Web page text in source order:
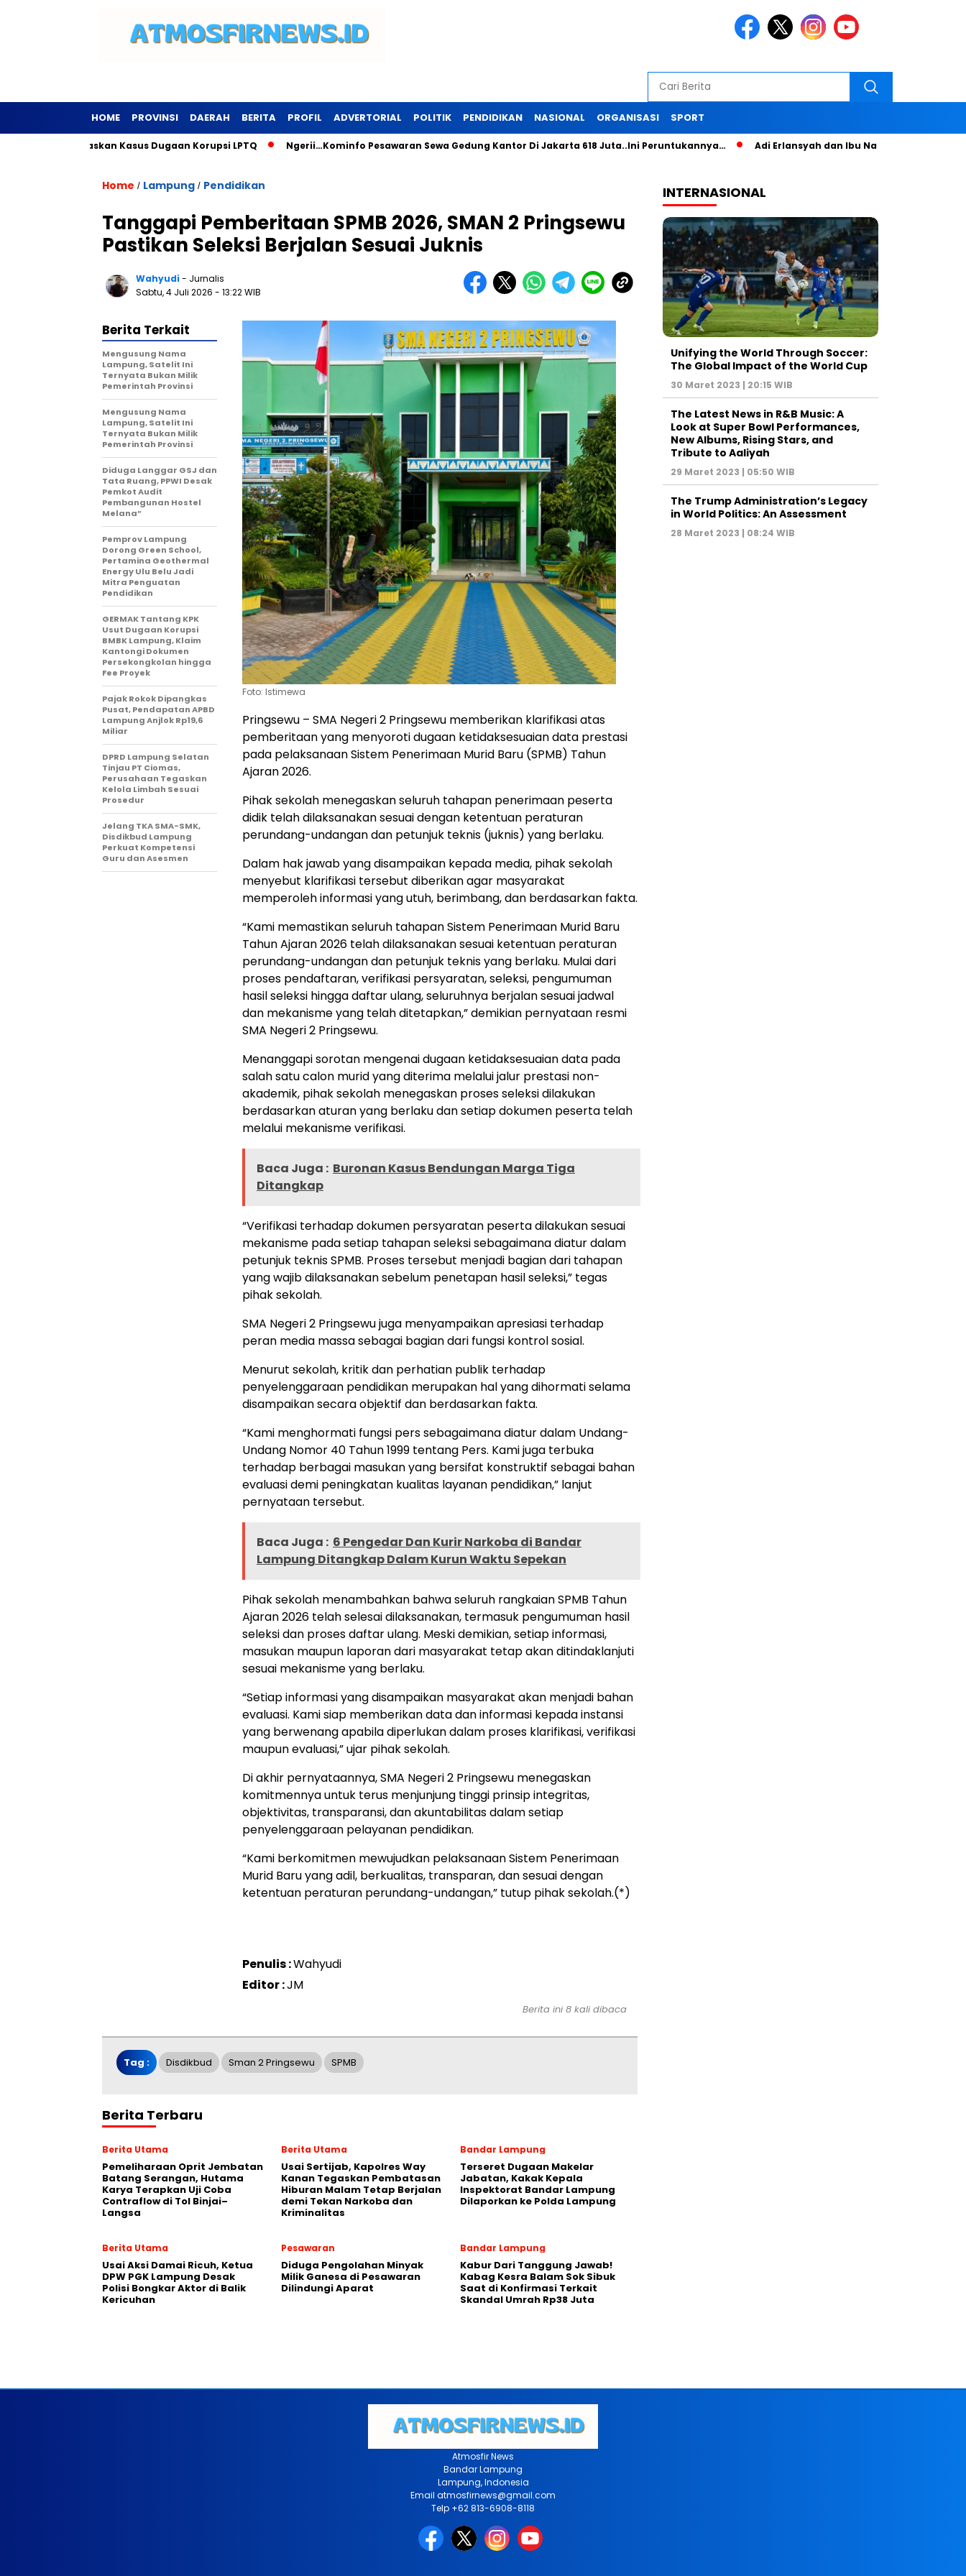
HOME PROVINSI DAERAH BERITA PROFIL ADVERTORIAL POLITIK PENDIDIKAN NASIONAL ORGANISASI SPORT
Tuntaskan Kasus Dugaan Korupsi LPTQ Ngerii…Kominfo Pesawaran Sewa Gedung Kantor Di Jakarta 618 Juta..Ini Peruntukannya… Adi Erlansyah dan Ibu Nana Senam Sehat dan
Home / Lampung / Pendidikan
Tanggapi Pemberitaan SPMB 2026, SMAN 2 Pringsewu
Pastikan Seleksi Berjalan Sesuai Juknis
Wahyudi- Jurnalis
Sabtu, 4 Juli 2026 - 13:22 WIB
Foto: Istimewa
Pringsewu – SMA Negeri 2 Pringsewu memberikan klarifikasi atas
pemberitaan yang menyoroti dugaan ketidaksesuaian data prestasi
pada pelaksanaan Sistem Penerimaan Murid Baru (SPMB) Tahun
Ajaran 2026.
Pihak sekolah menegaskan seluruh tahapan penerimaan peserta
didik telah dilaksanakan sesuai dengan ketentuan peraturan
perundang-undangan dan petunjuk teknis (juknis) yang berlaku.
Dalam hak jawab yang disampaikan kepada media, pihak sekolah
menyebut klarifikasi tersebut diberikan agar masyarakat
memperoleh informasi yang utuh, berimbang, dan berdasarkan fakta.
“Kami memastikan seluruh tahapan Sistem Penerimaan Murid Baru
Tahun Ajaran 2026 telah dilaksanakan sesuai ketentuan peraturan
perundang-undangan dan petunjuk teknis yang berlaku. Mulai dari
proses pendaftaran, verifikasi persyaratan, seleksi, pengumuman
hasil seleksi hingga daftar ulang, seluruhnya berjalan sesuai jadwal
dan mekanisme yang telah ditetapkan,” demikian pernyataan resmi
SMA Negeri 2 Pringsewu.
Menanggapi sorotan mengenai dugaan ketidaksesuaian data pada
salah satu calon murid yang diterima melalui jalur prestasi non-
akademik, pihak sekolah menegaskan proses seleksi dilakukan
berdasarkan aturan yang berlaku dan setiap dokumen peserta telah
melalui mekanisme verifikasi.
Baca Juga : Buronan Kasus Bendungan Marga Tiga
Ditangkap
“Verifikasi terhadap dokumen persyaratan peserta dilakukan sesuai
mekanisme pada setiap tahapan seleksi sebagaimana diatur dalam
petunjuk teknis SPMB. Proses tersebut menjadi bagian dari tahapan
yang wajib dilaksanakan sebelum penetapan hasil seleksi,” tegas
pihak sekolah.
SMA Negeri 2 Pringsewu juga menyampaikan apresiasi terhadap
peran media massa sebagai bagian dari fungsi kontrol sosial.
Menurut sekolah, kritik dan perhatian publik terhadap
penyelenggaraan pendidikan merupakan hal yang dihormati selama
disampaikan secara objektif dan berdasarkan fakta.
“Kami menghormati fungsi pers sebagaimana diatur dalam Undang-
Undang Nomor 40 Tahun 1999 tentang Pers. Kami juga terbuka
terhadap berbagai masukan yang bersifat konstruktif sebagai bahan
evaluasi demi peningkatan kualitas layanan pendidikan,” lanjut
pernyataan tersebut.
Baca Juga : 6 Pengedar Dan Kurir Narkoba di Bandar
Lampung Ditangkap Dalam Kurun Waktu Sepekan
Pihak sekolah menambahkan bahwa seluruh rangkaian SPMB Tahun
Ajaran 2026 telah selesai dilaksanakan, termasuk pengumuman hasil
seleksi dan proses daftar ulang. Meski demikian, setiap informasi,
masukan maupun laporan dari masyarakat tetap akan ditindaklanjuti
sesuai mekanisme yang berlaku.
“Setiap informasi yang disampaikan masyarakat akan menjadi bahan
evaluasi. Kami siap memberikan data dan informasi kepada instansi
yang berwenang apabila diperlukan dalam proses klarifikasi, verifikasi
maupun evaluasi,” ujar pihak sekolah.
Di akhir pernyataannya, SMA Negeri 2 Pringsewu menegaskan
komitmennya untuk terus menjunjung tinggi prinsip integritas,
objektivitas, transparansi, dan akuntabilitas dalam setiap
penyelenggaraan pelayanan pendidikan.
“Kami berkomitmen mewujudkan pelaksanaan Sistem Penerimaan
Murid Baru yang adil, berkualitas, transparan, dan sesuai dengan
ketentuan peraturan perundang-undangan,” tutup pihak sekolah.(*)
Penulis :Wahyudi
Editor :JM
Berita Terkait
Mengusung Nama
Lampung, Satelit Ini
Ternyata Bukan Milik
Pemerintah Provinsi
Mengusung Nama
Lampung, Satelit Ini
Ternyata Bukan Milik
Pemerintah Provinsi
Diduga Langgar GSJ dan
Tata Ruang, PPWI Desak
Pemkot Audit
Pembangunan Hostel
Melana”
Pemprov Lampung
Dorong Green School,
Pertamina Geothermal
Energy Ulu Belu Jadi
Mitra Penguatan
Pendidikan
GERMAK Tantang KPK
Usut Dugaan Korupsi
BMBK Lampung, Klaim
Kantongi Dokumen
Persekongkolan hingga
Fee Proyek
Pajak Rokok Dipangkas
Pusat, Pendapatan APBD
Lampung Anjlok Rp19,6
Miliar
DPRD Lampung Selatan
Tinjau PT Ciomas,
Perusahaan Tegaskan
Kelola Limbah Sesuai
Prosedur
Jelang TKA SMA-SMK,
Disdikbud Lampung
Perkuat Kompetensi
Guru dan Asesmen
Berita ini 8 kali dibaca
Tag : Disdikbud Sman 2 Pringsewu SPMB
Berita Terbaru
Berita Utama
Pemeliharaan Oprit Jembatan
Batang Serangan, Hutama
Karya Terapkan Uji Coba
Contraflow di Tol Binjai–
Langsa
Berita Utama
Usai Sertijab, Kapolres Way
Kanan Tegaskan Pembatasan
Hiburan Malam Tetap Berjalan
demi Tekan Narkoba dan
Kriminalitas
Bandar Lampung
Terseret Dugaan Makelar
Jabatan, Kakak Kepala
Inspektorat Bandar Lampung
Dilaporkan ke Polda Lampung
Berita Utama
Usai Aksi Damai Ricuh, Ketua
DPW PGK Lampung Desak
Polisi Bongkar Aktor di Balik
Kericuhan
Pesawaran
Diduga Pengolahan Minyak
Milik Ganesa di Pesawaran
Dilindungi Aparat
Bandar Lampung
Kabur Dari Tanggung Jawab!
Kabag Kesra Balam Sok Sibuk
Saat di Konfirmasi Terkait
Skandal Umrah Rp38 Juta
INTERNASIONAL
Unifying the World Through Soccer:
The Global Impact of the World Cup
30 Maret 2023 | 20:15 WIB
The Latest News in R&B Music: A
Look at Super Bowl Performances,
New Albums, Rising Stars, and
Tribute to Aaliyah
29 Maret 2023 | 05:50 WIB
The Trump Administration’s Legacy
in World Politics: An Assessment
28 Maret 2023 | 08:24 WIB
Atmosfir News
Bandar Lampung
Lampung, Indonesia
Email atmosfirnews@gmail.com
Telp +62 813-6908-8118